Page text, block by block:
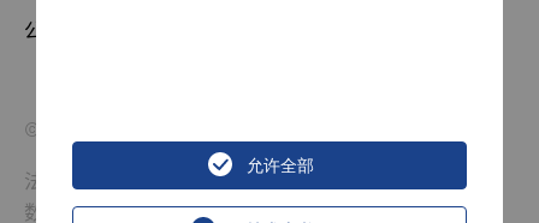
公司治理
© 2026 VARTA AG.保留所有权利。
法律声明
数据保护
允许全部